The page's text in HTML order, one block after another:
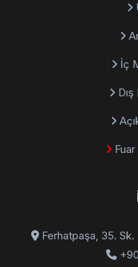
İç
Dış
Ferhatpaşa, 35.